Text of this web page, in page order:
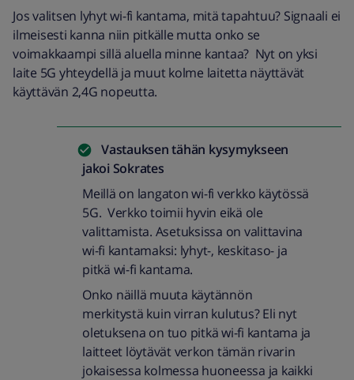
Jos valitsen lyhyt wi-fi kantama, mitä tapahtuu? Signaali ei
ilmeisesti kanna niin pitkälle mutta onko se
voimakkaampi sillä aluella minne kantaa? Nyt on yksi
laite 5G yhteydellä ja muut kolme laitetta näyttävät
käyttävän 2,4G nopeutta.
Vastauksen tähän kysymykseen
jakoi Sokrates
Meillä on langaton wi-fi verkko käytössä
5G. Verkko toimii hyvin eikä ole
valittamista. Asetuksissa on valittavina
wi-fi kantamaksi: lyhyt-, keskitaso- ja
pitkä wi-fi kantama.
Onko näillä muuta käytännön
merkitystä kuin virran kulutus? Eli nyt
oletuksena on tuo pitkä wi-fi kantama ja
laitteet löytävät verkon tämän rivarin
jokaisessa kolmessa huoneessa ja kaikki